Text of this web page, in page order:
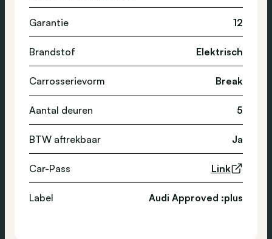
Garantie 12
Brandstof Elektrisch
Carrosserievorm Break
Aantal deuren 5
BTW aftrekbaar Ja
Car-Pass Link
Label Audi Approved :plus